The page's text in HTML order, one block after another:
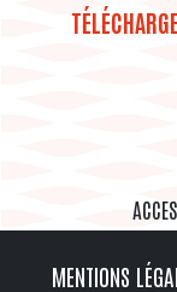
MENTIONS